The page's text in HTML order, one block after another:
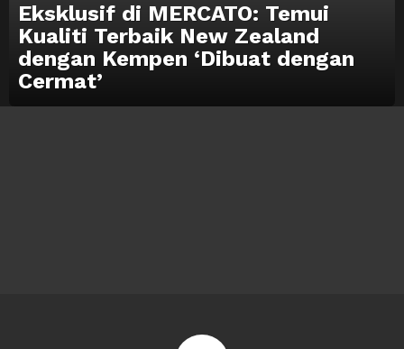
Eksklusif di MERCATO: Temui
Kualiti Terbaik New Zealand
dengan Kempen ‘Dibuat dengan
Cermat’